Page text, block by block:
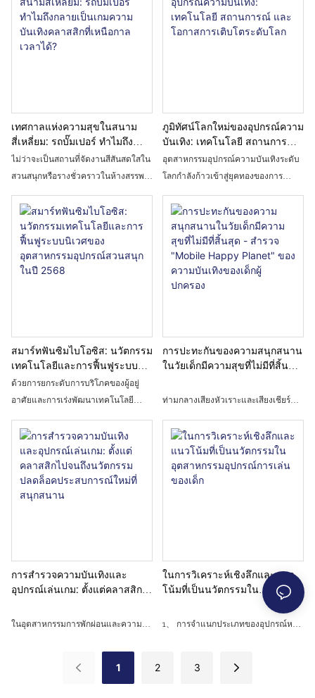
สร้างสถานที่ยอดนิยม
เชี่ยวชาญสนามแข่งธีมการ์ตูนก่อนเข้า
สู่วัยรุ่น รถแข่งขนาดเล็กเหล่านี้ได้กลาย
ราวกับแม่เหล็ก นั่นก็คือ ตู้เกมคีบตุ๊กตา
ต่อสู้ บางคนจับจอยสติ๊กแน่น นิ้วกดปุ่ม
บางคนกลั้นหายใจและจ้องมองหน้าจอ
อย่างตั้งใจ เมื่อใดก็ตามที่ตัวละครปล่อย
ยุค 80 ไปจนถึงโมเดลความละเอียดสูง
ในปัจจุบัน เกมต่อสู้อาร์เคดไม่เคยเลือน
หายไปจากสายตาสาธารณชนอย่าง
แท้จริง มันไม่เพียงแต่เป็น "ฟอสซิลที่มี
เท่านั้น แต่ยังเป็นสัญลักษณ์ที่เป็นรูป
ธรรมของการแข่งขัน ความร่วมมือ และ
ความหลงใหลในวัยเยาว์ของผู้คนนับไม่
ถ้วน ทุกการกดและดึงจอยสติ๊ก ทุกการ
กดปุ่ม ล้วนซ่อนความทรงจำอันพิเศษที่
ยากจะเลียนแบบ
เทศกาลแห่งความสุขในสนาม
สี่เหลี่ยม: รถบั๊มเปอร์ ทำไมถึง
กลายเป็นเกมความบันเทิงคลาสสิ
กที่เหนือกาลเวลาได้?
ไม่ว่าจะเป็นสถานที่จัดงานสีสันสดใสใน
สวนสนุกหรือรางชั่วคราวในห้างสรรพ
เจกต์ความบันเทิงยอดนิยมเสมอ มันไม่
ได้มีความน่าตื่นเต้นเร้าใจแบบรถไฟ
เหาะตีลังกาหรือความฝันโรแมนติกแบบ
ม้าหมุน แต่ด้วยรูปแบบการเล่นที่เป็น
เอกลักษณ์อย่าง "การชนกันอย่างอิสระ"
นี้จะพาคุณเข้าสู่โลกของรถบั๊มเปอร์คาร์
สำรวจประวัติศาสตร์การพัฒนา เสน่ห์
อันเป็นเอกลักษณ์ และรหัสแห่งความสุข
ที่ซ่อนอยู่เบื้องหลัง
ภูมิทัศน์โลกใหม่ของอุปกรณ์ความ
บันเทิง: เทคโนโลยี สถานการณ์
และโอกาสการเติบโตระดับโลก
อุตสาหกรรมอุปกรณ์ความบันเทิงระดับ
โลกกำลังก้าวเข้าสู่ยุคทองของการ
โดยมีขนาดตลาดเกิน 4 หมื่นล้าน
ดอลลาร์สหรัฐ การเติบโตของตลาดเกิด
ใหม่ในภูมิภาคเอเชียแปซิฟิกและการยก
ระดับเศรษฐกิจแบบประสบการณ์ได้
กลายเป็นแรงขับเคลื่อนหลัก บทความนี้
แตกต่างของอุปสงค์ในแต่ละภูมิภาค
เผยให้เห็นถึงข้อได้เปรียบด้านการส่ง
โลก และนำเสนอโซลูชั่นที่ได้รับความ
บันเทิง รวมถึงแนวโน้มในอนาคตของ
อุตสาหกรรมสำหรับพันธมิตรต่าง
ประเทศ
สมาร์ทฟันซิมไบโอซิส: นวัตกรรม
เทคโนโลยีและการฟื้นฟูระบบ
นิเวศของอุตสาหกรรมอุปกรณ์
สวนสนุกในปี 2568
ด้วยการยกระดับการบริโภคของผู้อยู่
อาศัยและการเร่งพัฒนาเทคโนโลยี
กำลังโบกมือลามิติเดียวของการผลิต
ด้วยเครื่องจักรกลแบบดั้งเดิม และก้าว
เข้าสู่ขั้นตอนการพัฒนาใหม่ที่ผสานรวม
"เทคโนโลยี + วัฒนธรรม + นิเวศวิทยา"
เข้าไว้ด้วยกันอย่างลึกซึ้ง ในปี พ.ศ.
สองประการ ได้แก่ การแข่งขันที่เป็นเนื้อ
เดียวกันและการยกระดับการปฏิบัติตาม
ตรรกะของการเปลี่ยนแปลงและโอกาส
เพื่อความบันเทิงในสี่มิติ ได้แก่ สถานะ
ทางการตลาด แรงผลักดันหลัก แนว
การปะทะกันของความสนุกสนาน
ในวัยเด็กมีความสุขที่ไม่มีที่สิ้นสุด
Planet" ของความบันเทิงของเด็ก
ท่ามกลางเสียงหัวเราะและเสียงเชียร์
ปรากฏตัวที่สะดุดตาที่สุด ในฐานะที่เป็น
สถานที่สนุกแบบคลาสสิกที่มีความทรง
จำในวัยเด็กของหลายชั่วอายุคนไม่
เพียง แต่มีความหมายเหมือนกันกับ
สำรวจเรื่องราวที่สนุกสนานและค่านิยม
ทางสังคมที่อยู่เบื้องหลังพวกเขาและ
ถอดรหัสความอบอุ่นและอารมณ์ใน
"การชน" นี้
การสำรวจความบันเทิงและ
อุปกรณ์เล่นเกม: ตั้งแต่คลาสสิก
ประสบการณ์ใหม่ที่สนุกสนาน
ในอุตสาหกรรมการพักผ่อนและความ
บริการที่สำคัญสำหรับผู้คนที่จะปลด
ในการวิเคราะห์เชิงลึกและแนว
โน้มที่เป็นนวัตกรรมใน
อุตสาหกรรมอุปกรณ์การเล่นของ
1、 การจำแนกประเภทของอุปกรณ์หลัก
2、 ข้อมูลเชิงลึกเกี่ยวกับแนวโน้มการ
1 2 3